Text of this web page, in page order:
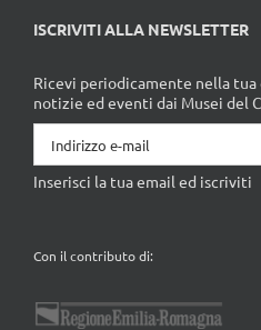
ISCRIVITI ALLA NEWSLETTER
Ricevi periodicamente nella
notizie ed eventi dai Musei del
Inserisci la tua email ed iscriviti
Con il contributo di: